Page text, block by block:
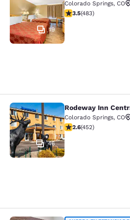
19
Colorado Springs, CO
calificación de 3.48
3.5(483)
Rodeway Inn
46
Rodeway Inn
Colorado Springs, CO
calificación de 2.57
2.6(452)